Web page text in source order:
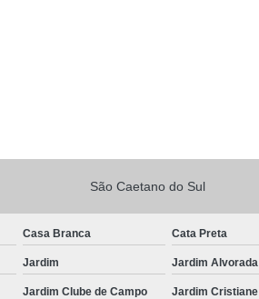
São Caetano do Sul
Casa Branca Cata Preta
Jardim Jardim Alvorada
Jardim Clube de Campo Jardim Cristiane